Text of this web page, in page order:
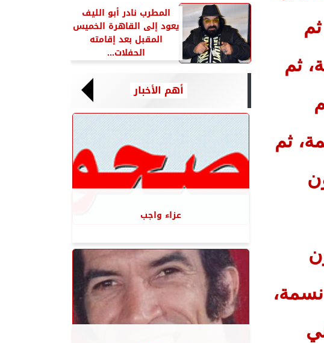
ثم
نسمة، ثم
5.8 مليون نسمة، ثم
5.5 مليون
5.1 مليون
4.1 مليون نسمة،
بني
المطرب نادر أبو الليف
يعود إلى القاهرة الخميس
المقبل بعد إقامته
الحفلات...
أهم الأخبار
عزاء واجب